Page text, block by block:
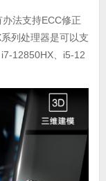
法支持ECC修正
列处理器是可以支
12850HX、i5-12